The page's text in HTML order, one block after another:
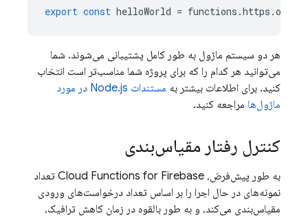
export const helloWorld = functions .https .
هر دو سیستم ماژول به طور کامل پشتیبانی می‌شوند. شما
می‌توانید هر کدام را که برای پروژه شما مناسب‌تر است انتخاب
کنید. برای اطلاعات بیشتر به
مستندات Node.js در مورد
ماژول‌ها مراجعه کنید.
کنترل رفتار مقیاس‌بندی
به طور پیش‌فرض، Cloud Functions for Firebase تعداد
نمونه‌های در حال اجرا را بر اساس تعداد درخواست‌های ورودی
مقیاس‌بندی می‌کند، و به طور بالقوه در زمان کاهش ترافیک،